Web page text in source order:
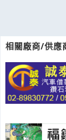
相關廠商/供應